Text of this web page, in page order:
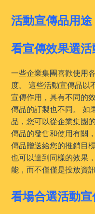
活動宣傳品用途
看宣傳效果選
一些企業集團喜歡使用
度。 這些活動宣傳品以
宣傳作用，具有不同的
傳品的訂製也不同。 如
品，您可以從企業集團
傳品的發售和使用有關
傳品贈送給您的推銷目
也可以達到同樣的效果
能，而不僅僅是投放資訊
看場合選活動